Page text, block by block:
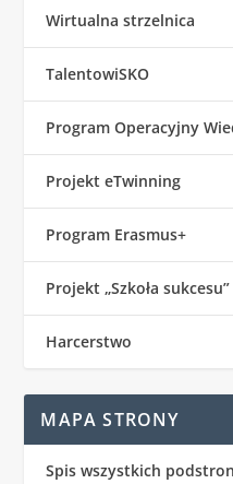
Wirtualna strzelnica
TalentowiSKO
Program Operacyjny
Projekt eTwinning
Program Erasmus+
Projekt „Szkoła sukcesu”
Harcerstwo
MAPA STRONY
Spis wszystkich podstron